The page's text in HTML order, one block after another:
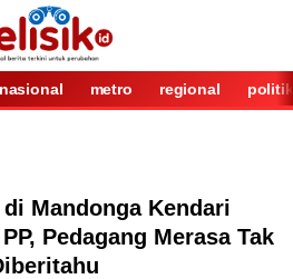
metro regional politik
Mandonga Kendari
Pedagang Merasa Tak